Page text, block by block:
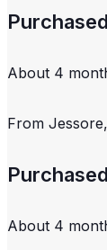
About 4
From
About 4